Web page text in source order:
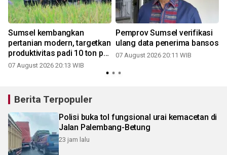
Sumsel kembangkan
pertanian modern, targetkan
produktivitas padi 10 ton per
hektare
07 August 2026 20:13 WIB
Pemprov Sumsel verifikasi
ulang data penerima bansos
07 August 2026 20:11 WIB
Berita Terpopuler
Polisi buka tol fungsional urai kemacetan di
Jalan Palembang-Betung
23 jam lalu